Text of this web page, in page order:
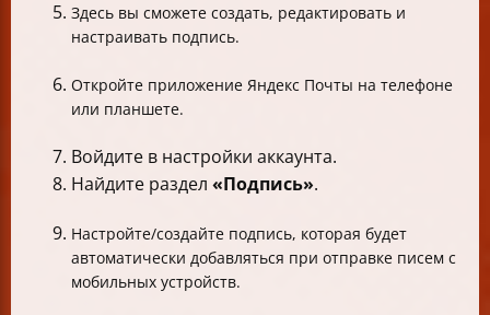
Здесь вы сможете создать, редактировать и
настраивать подпись.
Откройте приложение Яндекс Почты на телефоне
или планшете.
Войдите в настройки аккаунта.
Найдите раздел «Подпись».
Настройте/создайте подпись, которая будет
автоматически добавляться при отправке писем с
мобильных устройств.